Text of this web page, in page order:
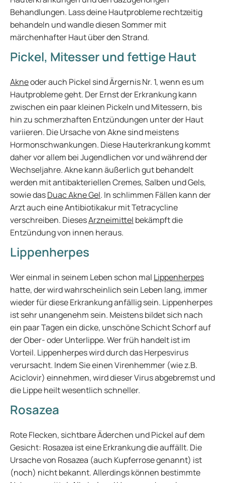
Behandlungen. Lass deine Hautprobleme rechtzeitig
behandeln und wandle diesen Sommer mit
märchenhafter Haut über den Strand.
Pickel, Mitesser und fettige Haut
Akneoder auch Pickel sind Ärgernis Nr. 1, wenn es um
Hautprobleme geht. Der Ernst der Erkrankung kann
zwischen ein paar kleinen Pickeln und Mitessern, bis
hin zu schmerzhaften Entzündungen unter der Haut
variieren. Die Ursache von Akne sind meistens
Hormonschwankungen. Diese Hauterkrankung kommt
daher vor allem bei Jugendlichen vor und während der
Wechseljahre. Akne kann äußerlich gut behandelt
werden mit antibakteriellen Cremes, Salben und Gels,
sowie dasDuac Akne Gel. In schlimmen Fällen kann der
Arzt auch eine Antibiotikakur mit Tetracycline
verschreiben. DiesesArzneimittel bekämpft die
Entzündung von innen heraus.
Lippenherpes
Wer einmal in seinem Leben schon mal Lippenherpes
hatte, der wird wahrscheinlich sein Leben lang, immer
wieder für diese Erkrankung anfällig sein. Lippenherpes
ist sehr unangenehm sein. Meistens bildet sich nach
ein paar Tagen ein dicke, unschöne Schicht Schorf auf
der Ober- oder Unterlippe. Wer früh handelt ist im
Vorteil. Lippenherpes wird durch das Herpesvirus
verursacht. Indem Sie einen Virenhemmer (wie z.B.
Aciclovir) einnehmen, wird dieser Virus abgebremst und
die Lippe heilt wesentlich schneller.
Rosazea
Rote Flecken, sichtbare Äderchen und Pickel auf dem
Gesicht: Rosazea ist eine Erkrankung die auffällt. Die
Ursache von Rosazea (auch Kupferrose genannt) ist
(noch) nicht bekannt. Allerdings können bestimmte